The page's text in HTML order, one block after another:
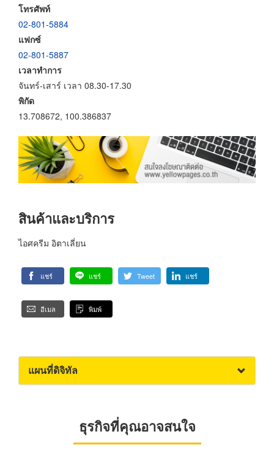
โทรศัพท์
02-801-5884
แฟกซ์
02-801-5887
เวลาทำการ
จันทร์-เสาร์ เวลา 08.30-17.30
พิกัด
13.708672, 100.386837
สินค้าและบริการ
ไอศครีม อิตาเลี่ยน
แชร์ แชร์ Tweet แชร์
อีเมล พิมพ์
แผนที่ดิจิทัล
ธุรกิจที่คุณอาจสนใจ